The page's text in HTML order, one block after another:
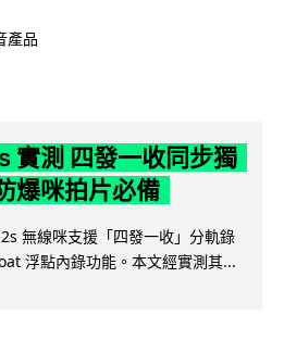
產品
實測 四發一收同步獨
爆咪拍片必備
無線咪支援「四發一收」分軌錄
浮點內錄功能。本文經實測其...